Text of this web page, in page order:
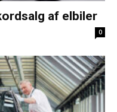
af elbiler
0